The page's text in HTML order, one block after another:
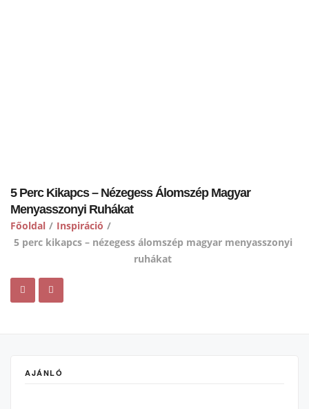
5 Perc Kikapcs – Nézegess Álomszép Magyar
Menyasszonyi Ruhákat
Főoldal / Inspiráció /
5 perc kikapcs – nézegess álomszép magyar menyasszonyi
ruhákat
AJÁNLÓ